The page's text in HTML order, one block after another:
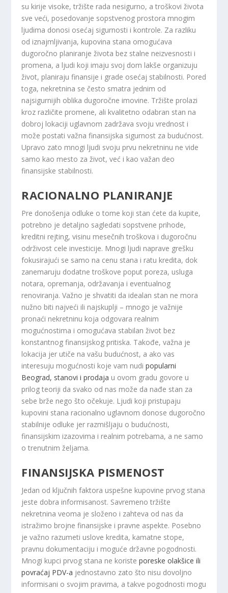
su kirije visoke, tržište rada nesigurno, a troškovi života
sve veći, posedovanje sopstvenog prostora mnogim
ljudima donosi osećaj sigurnosti i kontrole. Za razliku
od iznajmljivanja, kupovina stana omogućava
dugoročno planiranje života bez stalne neizvesnosti i
promena, a ljudi koji imaju svoj dom lakše organizuju
život, planiraju finansije i grade osećaj stabilnosti. Pored
toga, nekretnina se često smatra jednim od
najsigurnijih oblika dugoročne imovine. Tržište prolazi
kroz različite promene, ali kvalitetno odabran stan na
dobroj lokaciji uglavnom zadržava svoju vrednost i
može postati važna finansijska sigurnost za budućnost.
Upravo zato mnogi ljudi svoju prvu nekretninu ne vide
samo kao mesto za život, već i kao važan deo
finansijske stabilnosti.
RACIONALNO PLANIRANJE
Pre donošenja odluke o tome koji stan ćete da kupite,
potrebno je detaljno sagledati sopstvene prihode,
kreditni rejting, visinu mesečnih troškova i dugoročnu
održivost cele investicije. Mnogi ljudi naprave grešku
fokusirajući se samo na cenu stana i ratu kredita, dok
zanemaruju dodatne troškove poput poreza, usluga
notara, opremanja, održavanja i eventualnog
renoviranja. Važno je shvatiti da idealan stan ne mora
nužno biti najveći ili najskuplji – mnogo je važnije
pronaći nekretninu koja odgovara realnim
mogućnostima i omogućava stabilan život bez
konstantnog finansijskog pritiska. Takođe, važna je
lokacija jer utiče na vašu budućnost, a ako vas
interesuju mogućnosti koje vam nudipopularni
Beograd, stanovi i prodaja u ovom gradu govore u
prilog teoriji da svako od nas može da nađe stan za
sebe brže nego što očekuje. Ljudi koji pristupaju
kupovini stana racionalno uglavnom donose dugoročno
stabilnije odluke jer razmišljaju o budućnosti,
finansijskim izazovima i realnim potrebama, a ne samo
o trenutnim željama.
FINANSIJSKA PISMENOST
Jedan od ključnih faktora uspešne kupovine prvog stana
jeste dobra informisanost. Savremeno tržište
nekretnina veoma je složeno i zahteva od nas da
istražimo brojne finansijske i pravne aspekte. Posebno
je važno razumeti uslove kredita, kamatne stope,
pravnu dokumentaciju i moguće državne pogodnosti.
Mnogi kupci prvog stana ne koristeporeske olakšice ili
povraćaj PDV-a jednostavno zato što nisu dovoljno
informisani o svojim pravima, a takve pogodnosti mogu